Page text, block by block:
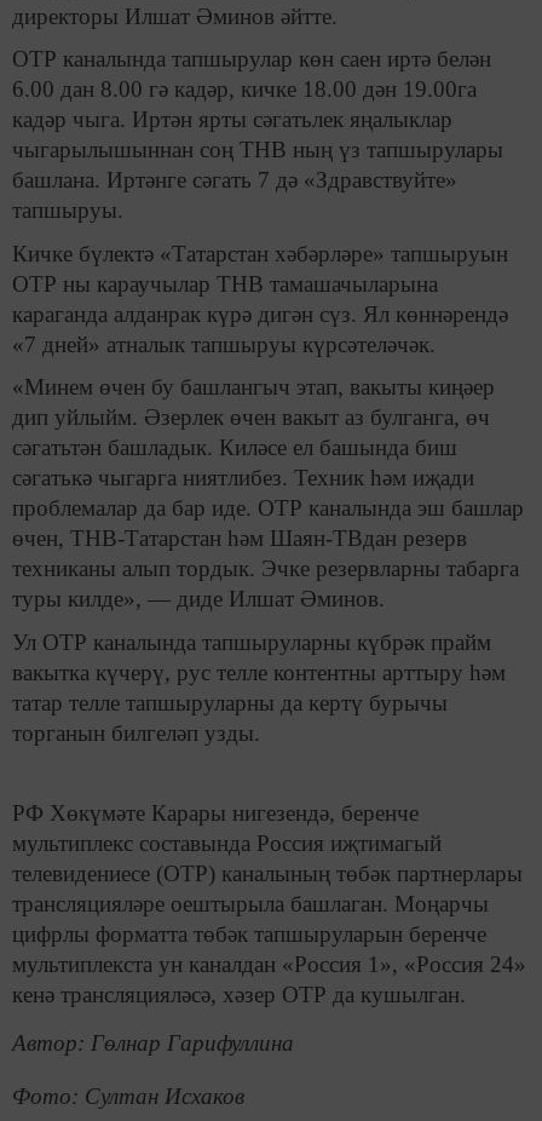
директоры Илшат Әминов әйтте.
ОТР каналында тапшырулар көн саен иртә белән
6.00 дан 8.00 гә кадәр, кичке 18.00 дән 19.00га
кадәр чыга. Иртән ярты сәгатьлек яңалыклар
чыгарылышыннан соң ТНВ ның үз тапшырулары
башлана. Иртәнге сәгать 7 дә «Здравствуйте»
тапшыруы.
Кичке бүлектә «Татарстан хәбәрләре» тапшыруын
ОТР ны караучылар ТНВ тамашачыларына
караганда алданрак күрә дигән сүз. Ял көннәрендә
«7 дней» атналык тапшыруы күрсәтеләчәк.
«Минем өчен бу башлангыч этап, вакыты киңәер
дип уйлыйм. Әзерлек өчен вакыт аз булганга, өч
сәгатьтән башладык. Киләсе ел башында биш
сәгатькә чыгарга ниятлибез. Техник һәм иҗади
проблемалар да бар иде. ОТР каналында эш башлар
өчен, ТНВ-Татарстан һәм Шаян-ТВдан резерв
техниканы алып тордык. Эчке резервларны табарга
туры килде», — диде Илшат Әминов.
Ул ОТР каналында тапшыруларны күбрәк прайм
вакытка күчерү, рус телле контентны арттыру һәм
татар телле тапшыруларны да кертү бурычы
торганын билгеләп узды.
РФ Хөкүмәте Карары нигезендә, беренче
мультиплекс составында Россия иҗтимагый
телевидениесе (ОТР) каналының төбәк партнерлары
трансляцияләре оештырыла башлаган. Моңарчы
цифрлы форматта төбәк тапшыруларын беренче
мультиплекста ун каналдан «Россия 1», «Россия 24»
кенә трансляцияләсә, хәзер ОТР да кушылган.
Автор: Гөлнар Гарифуллина
Фото: Султан Исхаков